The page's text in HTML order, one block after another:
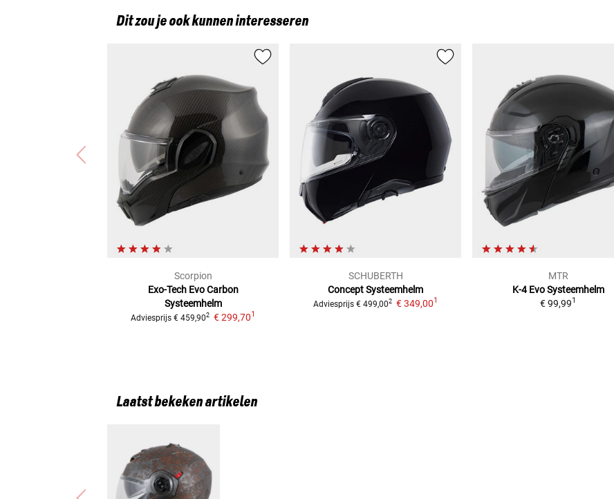
Dit zou je ook kunnen interesseren
Scorpion
Exo-Tech Evo Carbon
Systeemhelm
Adviesprijs € 459,902 € 299,701
SCHUBERTH
ConceptSysteemhelm
Adviesprijs € 499,002 € 349,001
MTR
K-4 Evo Systeemhelm
€ 99,991
Laatst bekeken artikelen